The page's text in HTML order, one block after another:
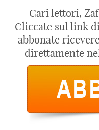
Cari lettori,
Cliccate sul link
abbonate
direttamente